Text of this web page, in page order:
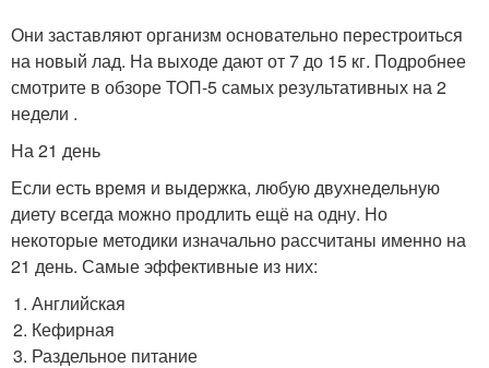
Они заставляют организм основательно перестроиться
на новый лад. На выходе дают от 7 до 15 кг. Подробнее
смотрите в обзоре ТОП-5 самых результативных на 2
недели .
На 21 день
Если есть время и выдержка, любую двухнедельную
диету всегда можно продлить ещё на одну. Но
некоторые методики изначально рассчитаны именно на
21 день. Самые эффективные из них:
Английская
Кефирная
Раздельное питание